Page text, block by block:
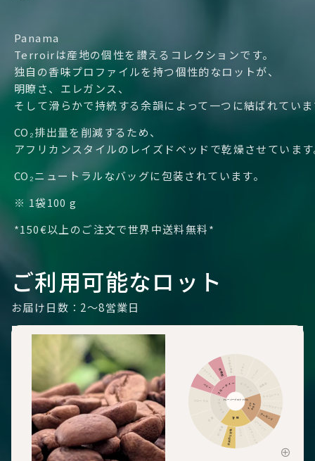
Panama
Terroirは産地の個性を讃えるコレクションです。
独自の香味プロファイルを持つ個性的なロットが、
明瞭さ、エレガンス、
そして滑らかで持続する余韻によって一つに結ばれてい
CO₂排出量を削減するため、
アフリカンスタイルのレイズドベッドで乾燥させていま
CO₂ニュートラルなバッグに包装されています。
※ 1袋100 g
*150€以上のご注文で世界中送料無料*
ご利用可能なロット
お届け日数：2～8営業日
ペッパー
刺激的
チョコレート
アーモンド
ピーナッツ
ブラウンシュガー
全体的な甘味
甘い芳香
ベリー
ドライフルーツ柑橘類 その他の果実
ナッツカカオ
甘味
フルーティー
フレーバープロファイル